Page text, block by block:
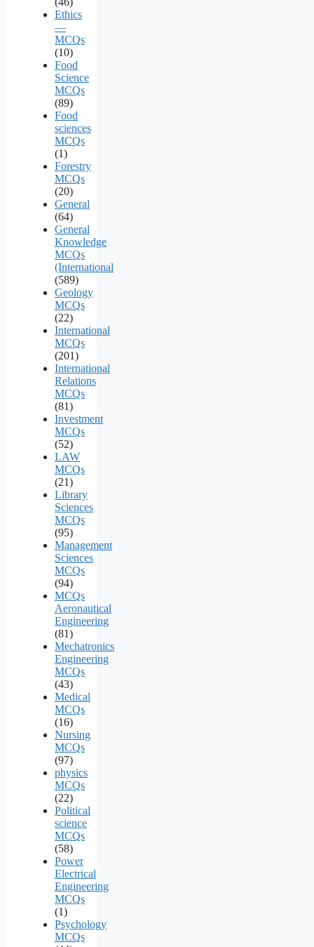
Ethics
—
MCQs
(10)
Food
Science
MCQs
(89)
Food
sciences
MCQs
(1)
Forestry
MCQs
(20)
General
(64)
General
Knowledge
MCQs
(International
(589)
Geology
MCQs
(22)
International
MCQs
(201)
International
Relations
MCQs
(81)
Investment
MCQs
(52)
LAW
MCQs
(21)
Library
Sciences
MCQs
(95)
Management
Sciences
MCQs
(94)
MCQs
Aeronautical
Engineering
(81)
Mechatronics
Engineering
MCQs
(43)
Medical
MCQs
(16)
Nursing
MCQs
(97)
physics
MCQs
(22)
Political
science
MCQs
(58)
Power
Electrical
Engineering
MCQs
(1)
Psychology
MCQs